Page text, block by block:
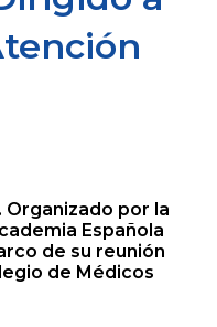
por la
Española
de su reunión
de Médicos